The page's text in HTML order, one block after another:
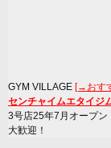
GYM VILLAGE [→おす
センチャイムエタイジ
3号店25年7月オープン
大歓迎！